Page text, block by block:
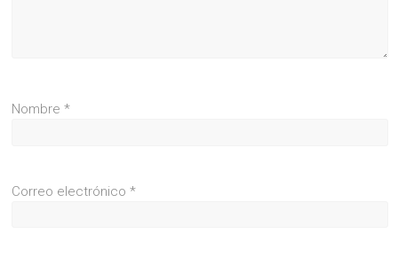
Nombre*
Correo electrónico*